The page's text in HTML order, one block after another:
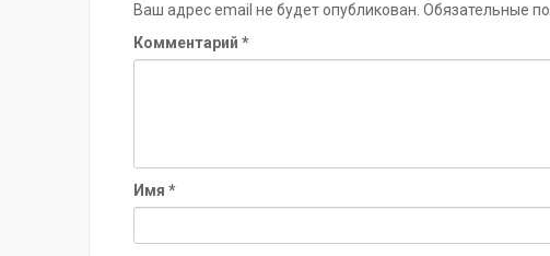
Ваш адрес email не будет опубликован. Обязательные
Комментарий *
Имя *